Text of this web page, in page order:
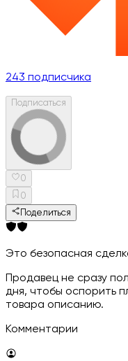
243 подписчика
Подписаться
0
0
Поделиться
Это безопасная
Продавец не сразу
дня, чтобы оспорить
товара описанию.
Комментарии